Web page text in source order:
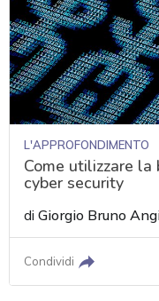
L'APPROFONDIMENTO
Come utilizzare
cyber security
diGiorgio Bruno
Condividi